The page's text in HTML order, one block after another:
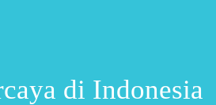
di Indonesia